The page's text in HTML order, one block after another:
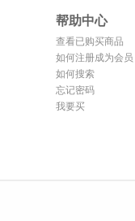
帮助中心
查看已购买商品
如何注册成为会员
如何搜索
忘记密码
我要买